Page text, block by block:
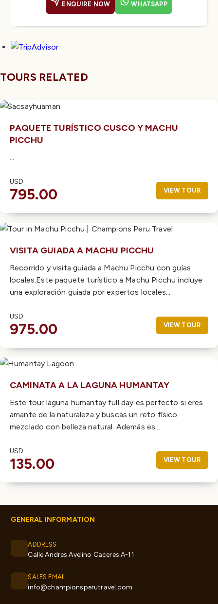
ENQUIRE NOW WHATSAPP
TOURS RELATED
PAQUETE TURÍSTICO CUSCO Y MACHU
PICCHU
...
USD
795.00 VIEW TOUR
VISITA GUIADA A MACHU PICCHU
Recorrido y visita guiada a Machu Picchu con guías
locales.Este paquete turístico a Machu Picchu incluye
una exploración guiada por expertos locales...
USD
975.00 VIEW TOUR
CAMINATA A LA LAGUNA HUMANTAY
Este tour laguna humantay full day es perfecto si eres
amante de la naturaleza y buscas un reto físico
mezclado con belleza natural. Además es...
USD
135.00 VIEW TOUR
GENERAL INFORMATION
ADDRESS
Calle Andres Avelino Caceres A-11
SALES EMAIL
info@championsperutravel.com